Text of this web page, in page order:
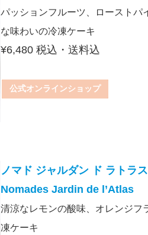
パッションフルーツ、ローストパ
な味わいの冷凍ケーキ
¥6,480 税込・送料込
公式オンラインショップ
ノマド ジャルダン ド ラトラス
Nomades Jardin de l’Atlas
清涼なレモンの酸味、オレンジフ
凍ケーキ